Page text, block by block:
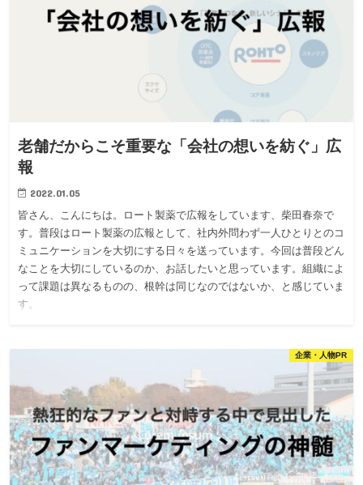
老舗だからこそ重要な「会社の想いを紡ぐ」広
報
2022.01.05
皆さん、こんにちは。ロート製薬で広報をしています、柴田春奈で
す。普段はロート製薬の広報として、社内外問わず一人ひとりとのコ
ミュニケーションを大切にする日々を送っています。今回は普段どん
なことを大切にしているのか、お話したいと思っています。組織によ
って課題は異なるものの、根幹は同じなのではないか、と感じていま
す。
企業・人物PR